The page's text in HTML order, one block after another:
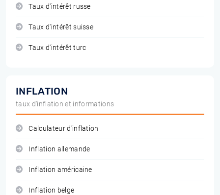
Taux d'intérêt russe
Taux d'intérêt suisse
Taux d'intérêt turc
INFLATION
taux d'inflation et informations
Calculateur d'inflation
Inflation allemande
Inflation américaine
Inflation belge